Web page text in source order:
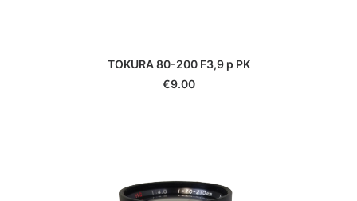
TOKURA 80-200 F3,9 p PK
€9.00